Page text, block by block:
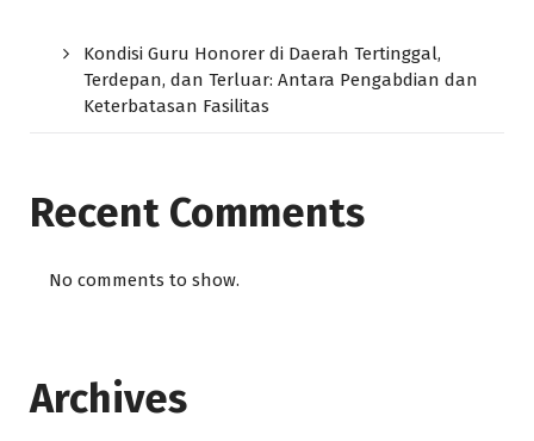
Kondisi Guru Honorer di Daerah Tertinggal,
Terdepan, dan Terluar: Antara Pengabdian dan
Keterbatasan Fasilitas
Recent Comments
No comments to show.
Archives